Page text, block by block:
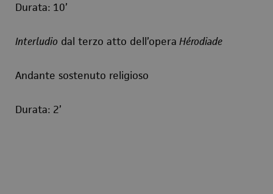
Durata: 10’
Interludio dal terzo atto dell’opera Hérodiade
Andante sostenuto religioso
Durata: 2’